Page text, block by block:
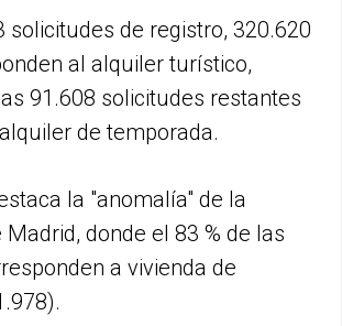
solicitudes de registro, 320.620
al alquiler turístico,
91.608 solicitudes restantes
de temporada.
la "anomalía" de la
donde el 83 % de las
a vivienda de